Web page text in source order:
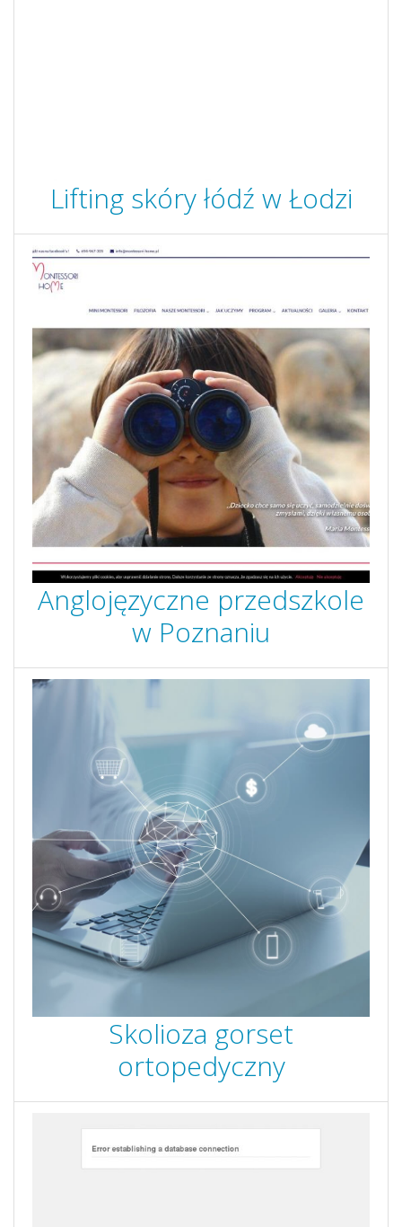
Lifting skóry łódź w Łodzi
Anglojęzyczne przedszkole
w Poznaniu
Skolioza gorset
ortopedyczny